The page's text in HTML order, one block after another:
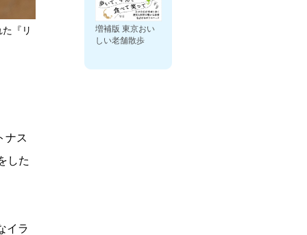
『リ
ナス
した
イラ
増補版 東京おい
しい老舗散歩